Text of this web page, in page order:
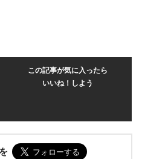
この記事が気に入ったら
いいね！しよう